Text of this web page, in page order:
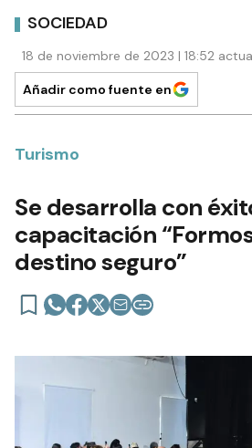
SOCIEDAD
18 de noviembre de 2023 | 18:52
Añadir como fuente en
Turismo
Se desarrolla con
capacitación
destino seguro”